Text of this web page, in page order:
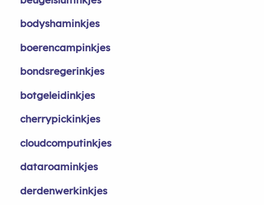
bodyshaminkjes
boerencampinkjes
bondsregerinkjes
botgeleidinkjes
cherrypickinkjes
cloudcomputinkjes
dataroaminkjes
derdenwerkinkjes